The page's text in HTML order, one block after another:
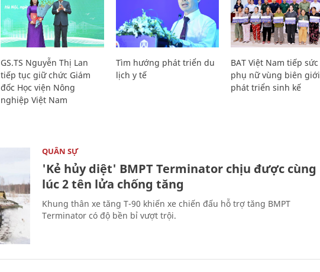
GS.TS Nguyễn Thị Lan
tiếp tục giữ chức Giám
đốc Học viện Nông
nghiệp Việt Nam
Tìm hướng phát triển du
lịch y tế
BAT Việt Nam tiếp sức
phụ nữ vùng biên giới
phát triển sinh kế
QUÂN SỰ
'Kẻ hủy diệt' BMPT Terminator chịu được cùng
lúc 2 tên lửa chống tăng
Khung thân xe tăng T-90 khiến xe chiến đấu hỗ trợ tăng BMPT
Terminator có độ bền bỉ vượt trội.